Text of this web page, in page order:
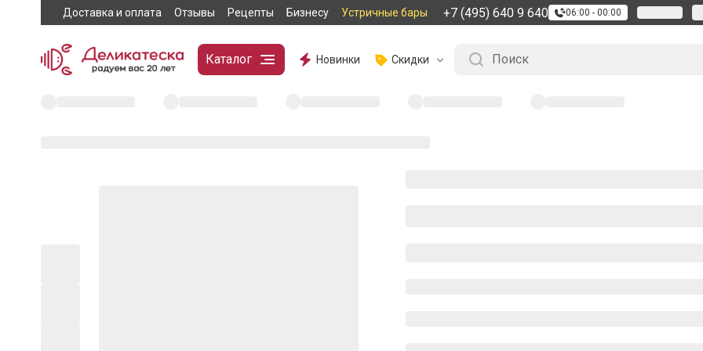
Доставка и оплата Отзывы Рецепты Бизнесу Устричные бары +7 (495) 640 9 640 06:00 - 00:00
Каталог Новинки Скидки